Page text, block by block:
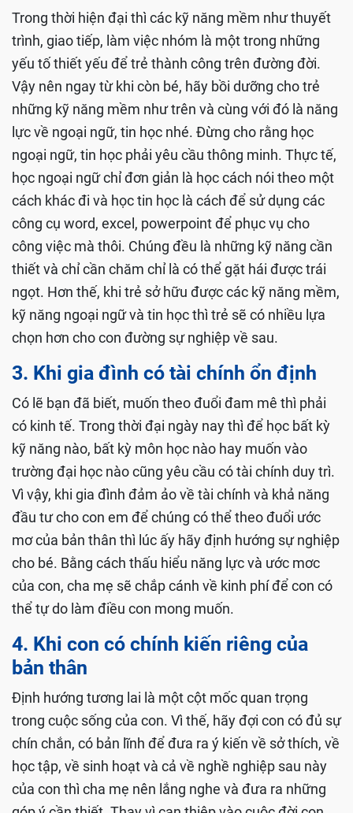
Trong thời hiện đại thì các kỹ năng mềm như thuyết
trình, giao tiếp, làm việc nhóm là một trong những
yếu tố thiết yếu để trẻ thành công trên đường đời.
Vậy nên ngay từ khi còn bé, hãy bồi dưỡng cho trẻ
những kỹ năng mềm như trên và cùng với đó là năng
lực về ngoại ngữ, tin học nhé. Đừng cho rằng học
ngoại ngữ, tin học phải yêu cầu thông minh. Thực tế,
học ngoại ngữ chỉ đơn giản là học cách nói theo một
cách khác đi và học tin học là cách để sử dụng các
công cụ word, excel, powerpoint để phục vụ cho
công việc mà thôi. Chúng đều là những kỹ năng cần
thiết và chỉ cần chăm chỉ là có thể gặt hái được trái
ngọt. Hơn thế, khi trẻ sở hữu được các kỹ năng mềm,
kỹ năng ngoại ngữ và tin học thì trẻ sẽ có nhiều lựa
chọn hơn cho con đường sự nghiệp về sau.
3. Khi gia đình có tài chính ổn định
Có lẽ bạn đã biết, muốn theo đuổi đam mê thì phải
có kinh tế. Trong thời đại ngày nay thì để học bất kỳ
kỹ năng nào, bất kỳ môn học nào hay muốn vào
trường đại học nào cũng yêu cầu có tài chính duy trì.
Vì vậy, khi gia đình đảm ảo về tài chính và khả năng
đầu tư cho con em để chúng có thể theo đuổi ước
mơ của bản thân thì lúc ấy hãy định hướng sự nghiệp
cho bé. Bằng cách thấu hiểu năng lực và ước mơc
của con, cha mẹ sẽ chắp cánh về kinh phí để con có
thể tự do làm điều con mong muốn.
4. Khi con có chính kiến riêng của
bản thân
Định hướng tương lai là một cột mốc quan trọng
trong cuộc sống của con. Vì thế, hãy đợi con có đủ sự
chín chắn, có bản lĩnh để đưa ra ý kiến về sở thích, về
học tập, về sinh hoạt và cả về nghề nghiệp sau này
của con thì cha mẹ nên lắng nghe và đưa ra những